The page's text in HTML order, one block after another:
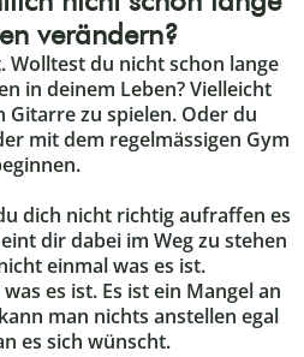
verändern?
Wolltest du nicht schon lange
in deinem Leben? Vielleicht
zu spielen. Oder du
mit dem regelmässigen Gym
dich nicht richtig aufraffen es
dir dabei im Weg zu stehen
einmal was es ist.
es ist. Es ist ein Mangel an
man nichts anstellen egal
es sich wünscht.